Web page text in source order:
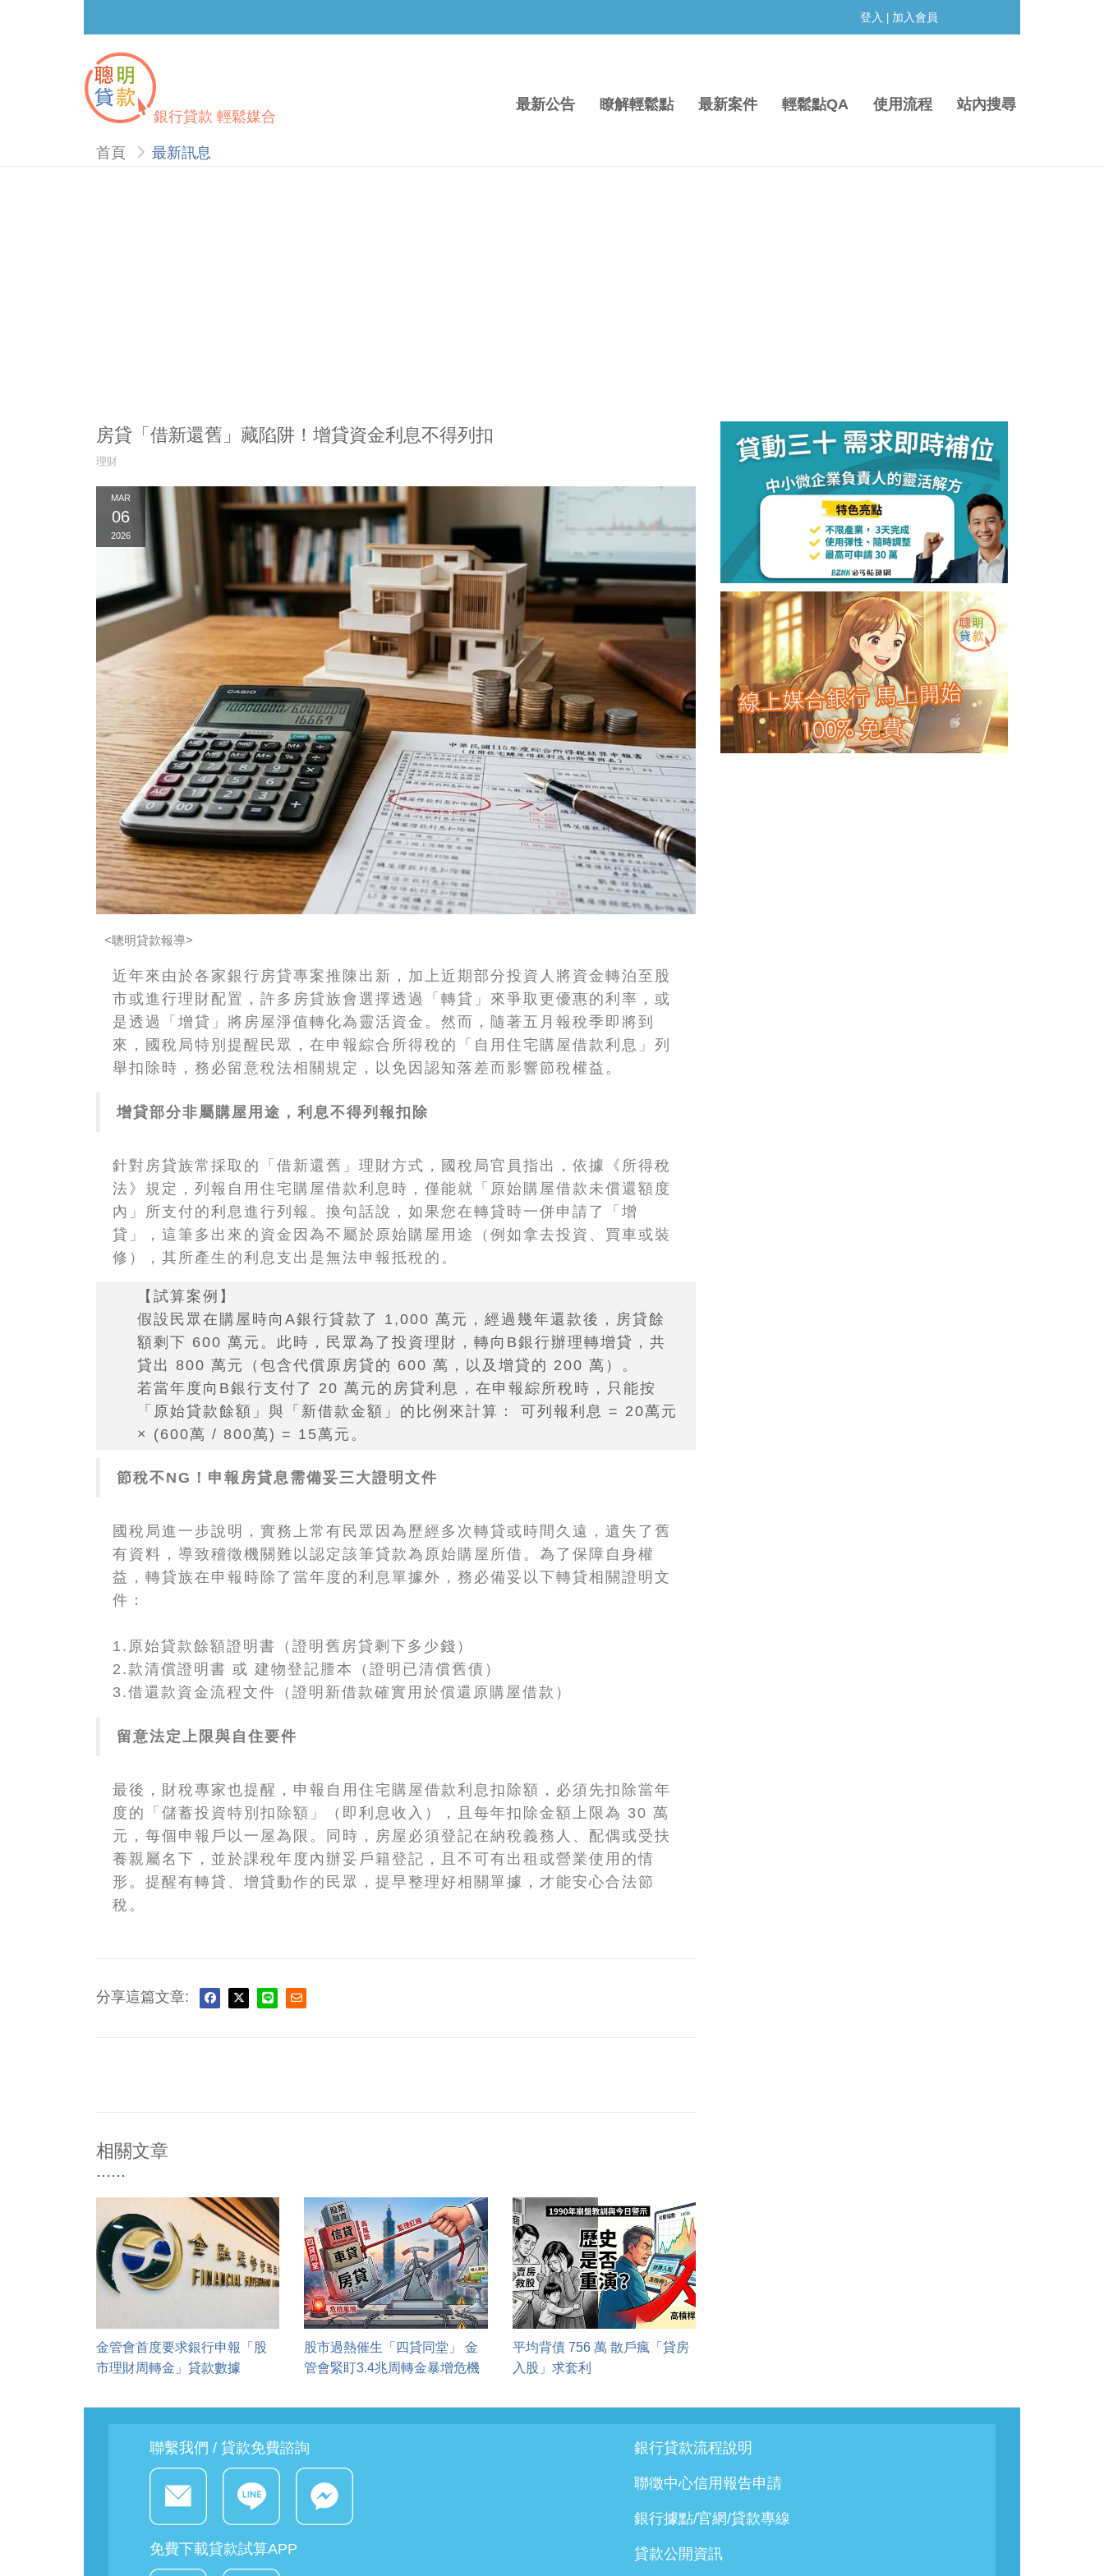
登入 加入會員
銀行貸款 輕鬆媒合
最新公告 瞭解輕鬆點 最新案件 輕鬆點QA 使用流程 站內搜尋
首頁 最新訊息
房貸「借新還舊」藏陷阱！增貸資金利息不得列扣
理財
MAR
06
2026
<聰明貸款報導>
近年來由於各家銀行房貸專案推陳出新，加上近期部分投資人將資金轉泊至股
市或進行理財配置，許多房貸族會選擇透過「轉貸」來爭取更優惠的利率，或
是透過「增貸」將房屋淨值轉化為靈活資金。然而，隨著五月報稅季即將到
來，國稅局特別提醒民眾，在申報綜合所得稅的「自用住宅購屋借款利息」列
舉扣除時，務必留意稅法相關規定，以免因認知落差而影響節稅權益。
增貸部分非屬購屋用途，利息不得列報扣除
針對房貸族常採取的「借新還舊」理財方式，國稅局官員指出，依據《所得稅
法》規定，列報自用住宅購屋借款利息時，僅能就「原始購屋借款未償還額度
內」所支付的利息進行列報。換句話說，如果您在轉貸時一併申請了「增
貸」，這筆多出來的資金因為不屬於原始購屋用途（例如拿去投資、買車或裝
修），其所產生的利息支出是無法申報抵稅的。
【試算案例】
假設民眾在購屋時向A銀行貸款了 1,000 萬元，經過幾年還款後，房貸餘
額剩下 600 萬元。此時，民眾為了投資理財，轉向B銀行辦理轉增貸，共
貸出 800 萬元（包含代償原房貸的 600 萬，以及增貸的 200 萬）。
若當年度向B銀行支付了 20 萬元的房貸利息，在申報綜所稅時，只能按
「原始貸款餘額」與「新借款金額」的比例來計算： 可列報利息 = 20萬元
× (600萬 / 800萬) = 15萬元。
節稅不NG！申報房貸息需備妥三大證明文件
國稅局進一步說明，實務上常有民眾因為歷經多次轉貸或時間久遠，遺失了舊
有資料，導致稽徵機關難以認定該筆貸款為原始購屋所借。為了保障自身權
益，轉貸族在申報時除了當年度的利息單據外，務必備妥以下轉貸相關證明文
件：
1.原始貸款餘額證明書（證明舊房貸剩下多少錢）
2.款清償證明書 或 建物登記謄本（證明已清償舊債）
3.借還款資金流程文件（證明新借款確實用於償還原購屋借款）
留意法定上限與自住要件
最後，財稅專家也提醒，申報自用住宅購屋借款利息扣除額，必須先扣除當年
度的「儲蓄投資特別扣除額」（即利息收入），且每年扣除金額上限為 30 萬
元，每個申報戶以一屋為限。同時，房屋必須登記在納稅義務人、配偶或受扶
養親屬名下，並於課稅年度內辦妥戶籍登記，且不可有出租或營業使用的情
形。提醒有轉貸、增貸動作的民眾，提早整理好相關單據，才能安心合法節
稅。
分享這篇文章:
相關文章
金管會首度要求銀行申報「股
市理財周轉金」貸款數據
股市過熱催生「四貸同堂」 金
管會緊盯3.4兆周轉金暴增危機
平均背債 756 萬 散戶瘋「貸房
入股」求套利
聯繫我們 / 貸款免費諮詢
免費下載貸款試算APP
銀行貸款流程說明
聯徵中心信用報告申請
銀行據點/官網/貸款專線
貸款公開資訊